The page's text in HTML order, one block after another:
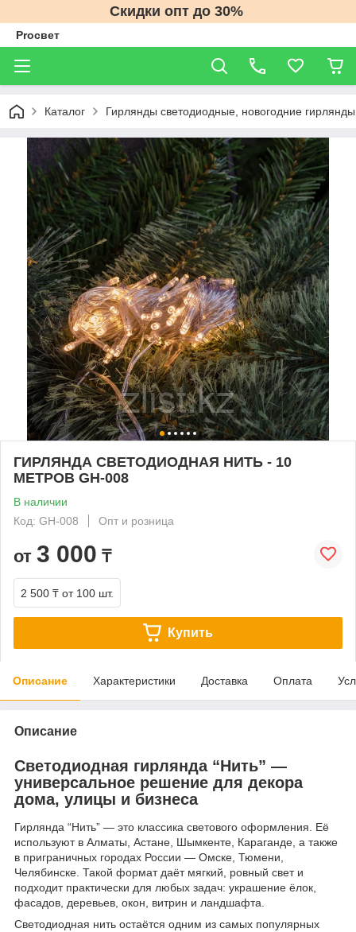
Скидки опт до 30%
Proсвет
Каталог Гирлянды светодиодные, новогодние
ГИРЛЯНДА СВЕТОДИОДНАЯ НИТЬ - 10
МЕТРОВ GH-008
В наличии
Код: GH-008
Опт и розница
от 3 000 ₸
2 500 ₸ от 100 шт.
Купить
Описание Характеристики Доставка Оплата
Описание
Светодиодная гирлянда “Нить” —
универсальное решение для декора
дома, улицы и бизнеса
Гирлянда “Нить” — это классика светового оформления. Её
используют в Алматы, Астане, Шымкенте, Караганде, а также
в приграничных городах России — Омске, Тюмени,
Челябинске. Такой формат даёт мягкий, ровный свет и
подходит практически для любых задач: украшение ёлок,
фасадов, деревьев, окон, витрин и ландшафта.
Светодиодная нить остаётся одним из самых популярных